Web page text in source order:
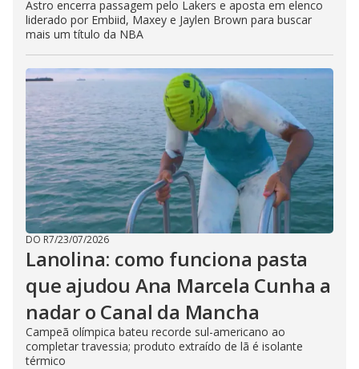
Astro encerra passagem pelo Lakers e aposta em elenco
liderado por Embiid, Maxey e Jaylen Brown para buscar
mais um título da NBA
DO R7/23/07/2026
Lanolina: como funciona pasta
que ajudou Ana Marcela Cunha a
nadar o Canal da Mancha
Campeã olímpica bateu recorde sul-americano ao
completar travessia; produto extraído de lã é isolante
térmico